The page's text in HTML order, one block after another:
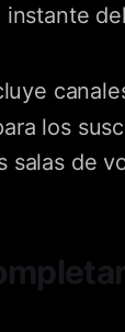
instante
los
salas de